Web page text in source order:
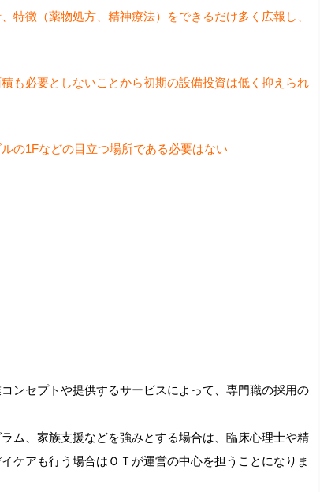
特徴（薬物処方、精神療法）をできるだけ多く広報し、
も必要としないことから初期の設備投資は低く抑えられ
の1Fなどの目立つ場所である必要はない
ンセプトや提供するサービスによって、専門職の採用の
ム、家族支援などを強みとする場合は、臨床心理士や精
ケアも行う場合はＯＴが運営の中心を担うことになりま